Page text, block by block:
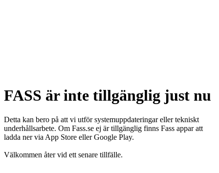
FASS är inte tillgänglig just nu
Detta kan bero på att vi utför systemuppdateringar eller tekniskt
underhållsarbete. Om Fass.se ej är tillgänglig finns Fass appar att
ladda ner via App Store eller Google Play.
Välkommen åter vid ett senare tillfälle.